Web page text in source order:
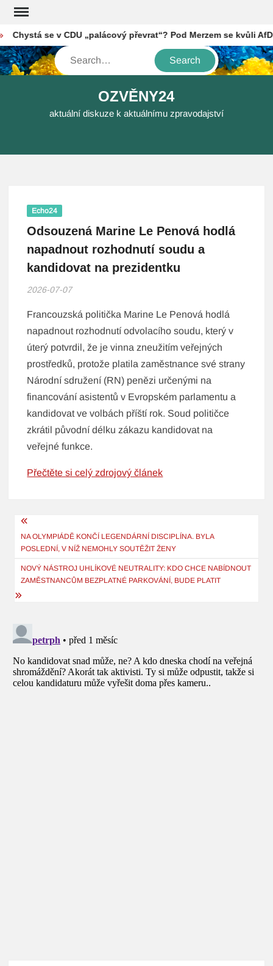
Skip
content
Chystá se v CDU „palácový převrat“? Pod Merzem se kvůli AfD
Search
OZVĚNY24
aktuální diskuze k aktuálnímu zpravodajství
Echo24
Odsouzená Marine Le Penová hodlá
napadnout rozhodnutí soudu a
kandidovat na prezidentku
2026-07-07
Francouzská politička Marine Le Penová hodlá
napadnout rozhodnutí odvolacího soudu, který v
úterý potvrdil, že je vinna zneužitím veřejných
prostředků, protože platila zaměstnance své strany
Národní sdružení (RN) penězi určenými na
financování asistentů v Evropském parlamentu a
kandidovat ve volbách příští rok. Soud političce
zkrátil původní délku zákazu kandidovat na
veřejné funkce.
Přečtěte si celý zdrojový článek
Navigace
pro
příspěvek
NA OLYMPIÁDĚ KONČÍ LEGENDÁRNÍ DISCIPLÍNA. BYLA
POSLEDNÍ, V NÍŽ NEMOHLY SOUTĚŽIT ŽENY
NOVÝ NÁSTROJ UHLÍKOVÉ NEUTRALITY: KDO CHCE NABÍDNOUT
ZAMĚSTNANCŮM BEZPLATNÉ PARKOVÁNÍ, BUDE PLATIT